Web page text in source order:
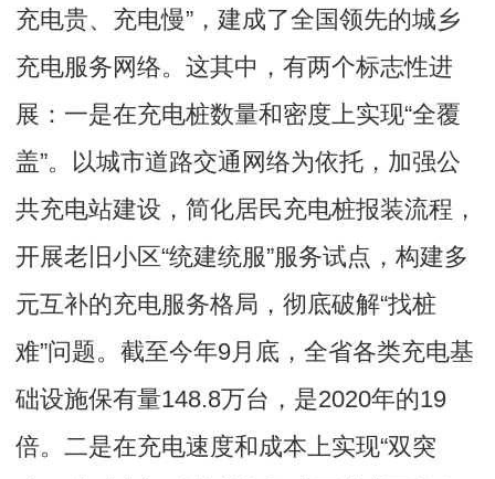
充电贵、充电慢”，建成了全国领先的城乡
充电服务网络。这其中，有两个标志性进
展：一是在充电桩数量和密度上实现“全覆
盖”。以城市道路交通网络为依托，加强公
共充电站建设，简化居民充电桩报装流程，
开展老旧小区“统建统服”服务试点，构建多
元互补的充电服务格局，彻底破解“找桩
难”问题。截至今年9月底，全省各类充电基
础设施保有量148.8万台，是2020年的19
倍。二是在充电速度和成本上实现“双突